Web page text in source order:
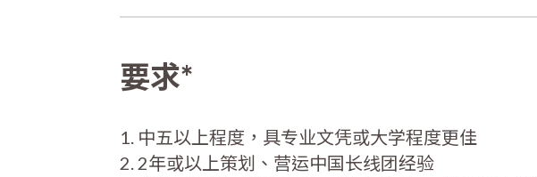
要求*
1. 中五以上程度，具专业文凭或大学程度更佳
2. 2年或以上策划、营运中国长线团经验